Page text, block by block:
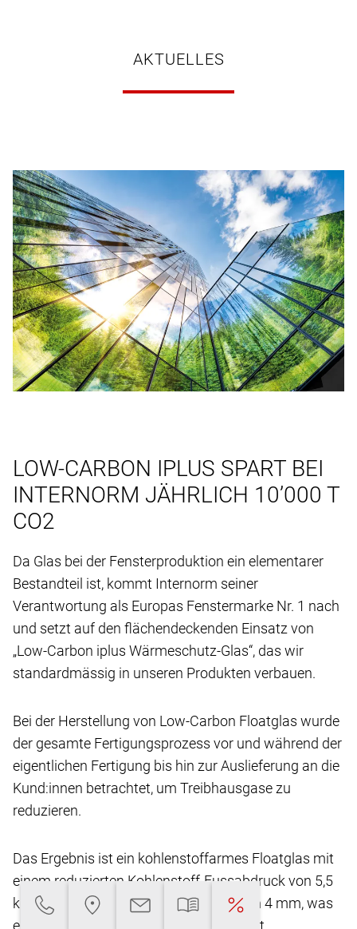
AKTUELLES
LOW-CARBON IPLUS SPART BEI
INTERNORM JÄHRLICH 10’000 T
CO2
Da Glas bei der Fensterproduktion ein elementarer
Bestandteil ist, kommt Internorm seiner
Verantwortung als Europas Fenstermarke Nr. 1 nach
und setzt auf den flächendeckenden Einsatz von
„Low-Carbon iplus Wärmeschutz-Glas“, das wir
standardmässig in unseren Produkten verbauen.
Bei der Herstellung von Low-Carbon Floatglas wurde
der gesamte Fertigungsprozess vor und während der
eigentlichen Fertigung bis hin zur Auslieferung an die
Kund:innen betrachtet, um Treibhausgase zu
reduzieren.
Das Ergebnis ist ein kohlenstoffarmes Floatglas mit
einem reduzierten Kohlenstoff-Fussabdruck von 5,5
kg CO2-eq/m2** bei einer Glasdicke von 4 mm, was
eine Reduktion von über 45 % ermöglicht.